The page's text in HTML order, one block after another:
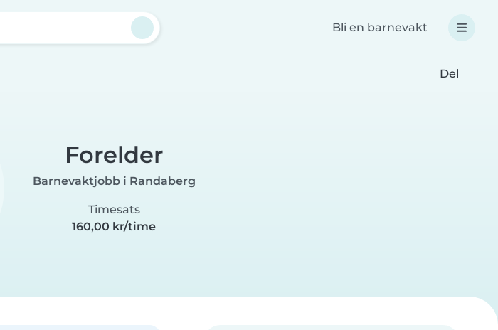
Bli en barnevakt
Del
Forelder
Barnevaktjobb i Randaberg
Timesats
160,00 kr/time